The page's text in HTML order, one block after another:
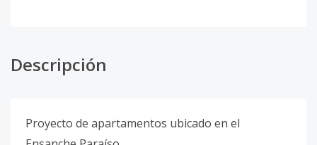
Descripción
Proyecto de apartamentos ubicado en el